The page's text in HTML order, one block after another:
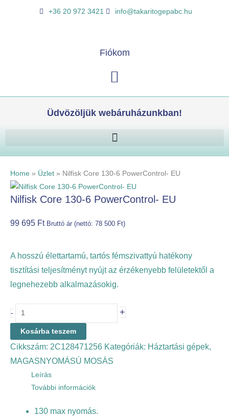
+36 20 972 3421 info@takaritogepabc.hu
Fiókom
Kosár
Üdvözöljük webáruházunkban!
Home » Üzlet » Nilfisk Core 130-6 PowerControl- EU
Nilfisk Core 130-6 PowerControl- EU
99 695 Ft Bruttó ár (nettó: 78 500 Ft)
A hosszú élettartamú, tartós fémszivattyú hatékony
tisztítási teljesítményt nyújt az érzékenyebb felületektől a
legnehezebb alkalmazásokig.
- +
Kosárba teszem
Cikkszám: 2C128471256 Kategóriák: Háztartási gépek,
MAGASNYOMÁSÚ MOSÁS
Leírás
További információk
130 max nyomás.